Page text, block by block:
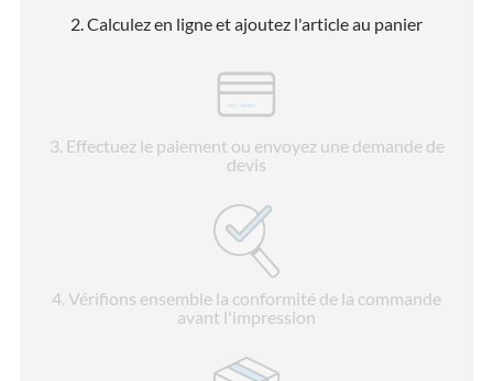
2. Calculez en ligne et ajoutez l'article au panier
3. Effectuez le paiement ou envoyez une demande de
devis
4. Vérifions ensemble la conformité de la commande
avant l'impression